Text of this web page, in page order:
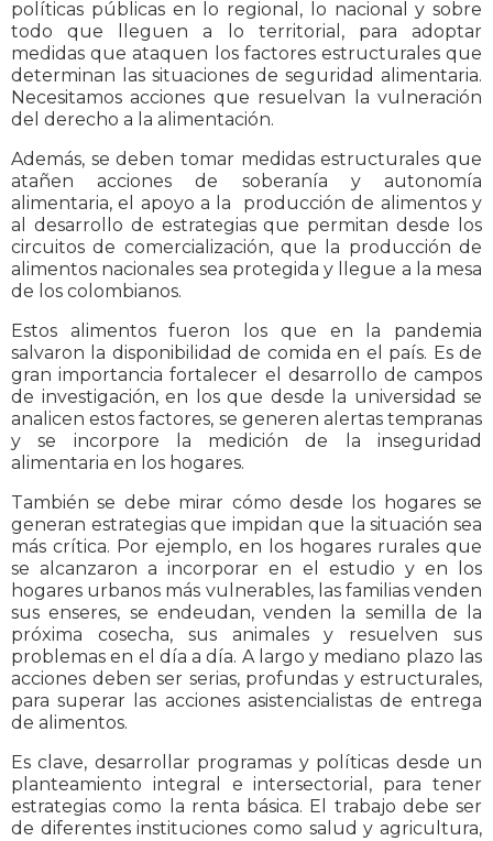
políticas públicas en lo regional, lo nacional y sobre
todo que lleguen a lo territorial, para adoptar
medidas que ataquen los factores estructurales que
determinan las situaciones de seguridad alimentaria.
Necesitamos acciones que resuelvan la vulneración
del derecho a la alimentación.
Además, se deben tomar medidas estructurales que
atañen acciones de soberanía y autonomía
alimentaria, el apoyo a la producción de alimentos y
al desarrollo de estrategias que permitan desde los
circuitos de comercialización, que la producción de
alimentos nacionales sea protegida y llegue a la mesa
de los colombianos.
Estos alimentos fueron los que en la pandemia
salvaron la disponibilidad de comida en el país. Es de
gran importancia fortalecer el desarrollo de campos
de investigación, en los que desde la universidad se
analicen estos factores, se generen alertas tempranas
y se incorpore la medición de la inseguridad
alimentaria en los hogares.
También se debe mirar cómo desde los hogares se
generan estrategias que impidan que la situación sea
más crítica. Por ejemplo, en los hogares rurales que
se alcanzaron a incorporar en el estudio y en los
hogares urbanos más vulnerables, las familias venden
sus enseres, se endeudan, venden la semilla de la
próxima cosecha, sus animales y resuelven sus
problemas en el día a día. A largo y mediano plazo las
acciones deben ser serias, profundas y estructurales,
para superar las acciones asistencialistas de entrega
de alimentos.
Es clave, desarrollar programas y políticas desde un
planteamiento integral e intersectorial, para tener
estrategias como la renta básica. El trabajo debe ser
de diferentes instituciones como salud y agricultura,